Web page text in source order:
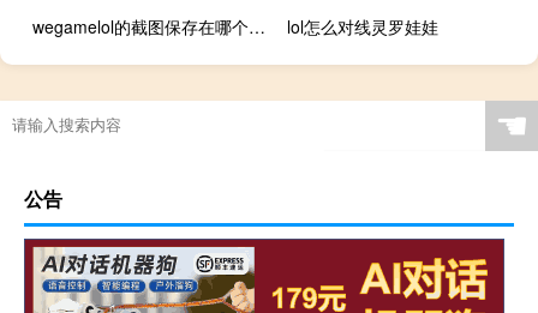
wegamelol的截图保存在哪个文件里
lol怎么对线灵罗娃娃
☚
公告